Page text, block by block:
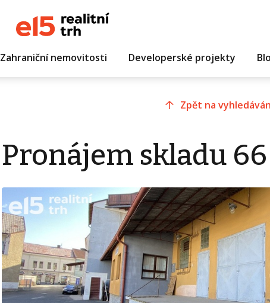
Zahraniční nemovitosti Developerské projekty
Zpět na
Pronájem skladu